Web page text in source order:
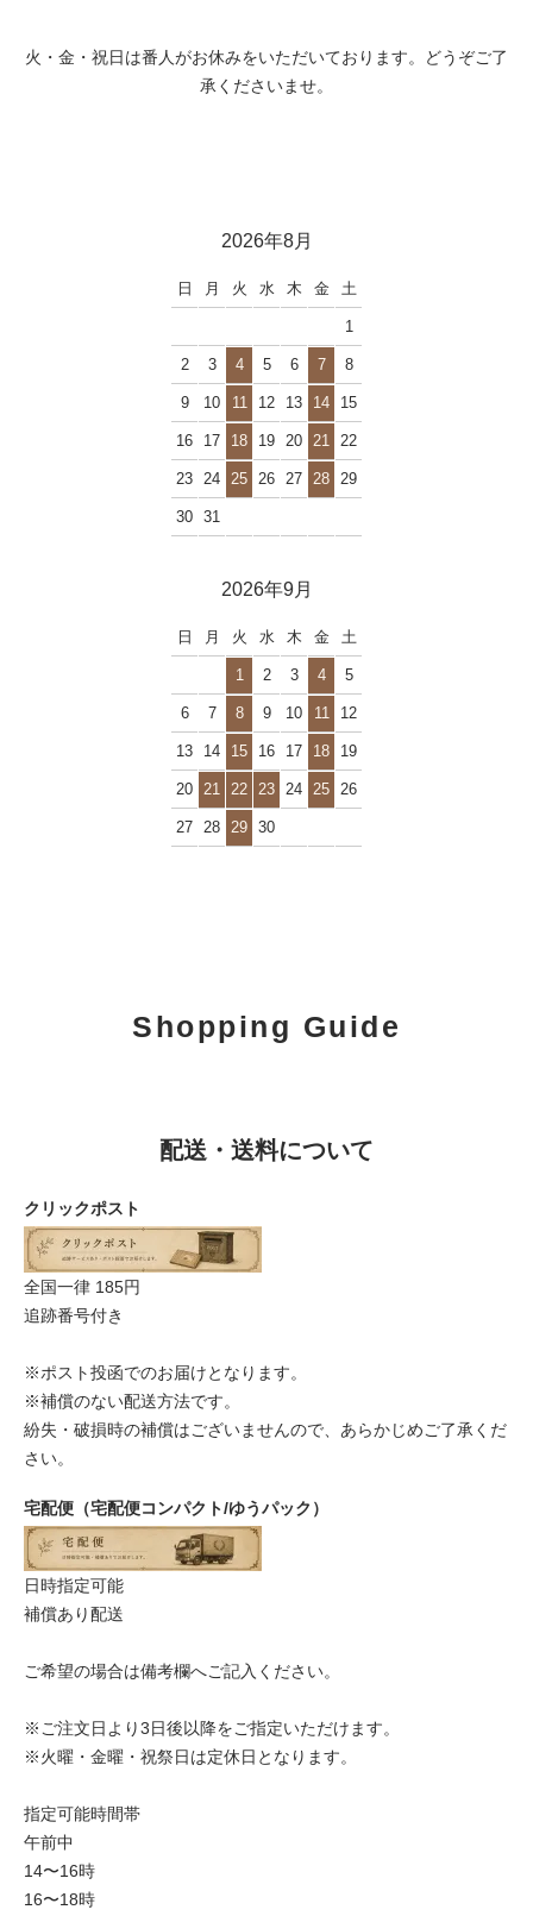
火・金・祝日は番人がお休みをいただいております。どうぞご了
承くださいませ。
2026年8月
日 月 火 水 木 金 土
1
2 3 4 5 6 7 8
9 10 11 12 13 14 15
16 17 18 19 20 21 22
23 24 25 26 27 28 29
30 31
2026年9月
日 月 火 水 木 金 土
1 2 3 4 5
6 7 8 9 10 11 12
13 14 15 16 17 18 19
20 21 22 23 24 25 26
27 28 29 30
Shopping Guide
配送・送料について
クリックポスト
全国一律 185円
追跡番号付き
※ポスト投函でのお届けとなります。
※補償のない配送方法です。
紛失・破損時の補償はございませんので、あらかじめご了承くだ
さい。
宅配便（宅配便コンパクト/ゆうパック）
日時指定可能
補償あり配送
ご希望の場合は備考欄へご記入ください。
※ご注文日より3日後以降をご指定いただけます。
※火曜・金曜・祝祭日は定休日となります。
指定可能時間帯
午前中
14〜16時
16〜18時